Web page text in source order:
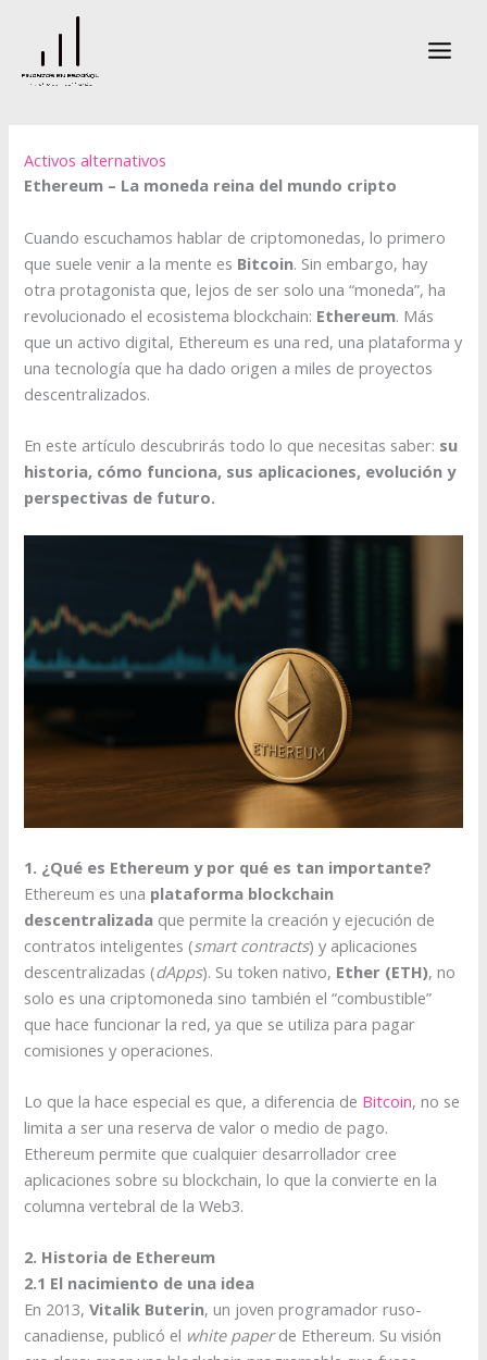
contenido
Activos alternativos
Ethereum – La moneda reina del mundo cripto
Cuando escuchamos hablar de criptomonedas, lo primero
que suele venir a la mente es Bitcoin. Sin embargo, hay
otra protagonista que, lejos de ser solo una “moneda”, ha
revolucionado el ecosistema blockchain: Ethereum. Más
que un activo digital, Ethereum es una red, una plataforma y
una tecnología que ha dado origen a miles de proyectos
descentralizados.
En este artículo descubrirás todo lo que necesitas saber: su
historia, cómo funciona, sus aplicaciones, evolución y
perspectivas de futuro.
1. ¿Qué es Ethereum y por qué es tan importante?
Ethereum es una plataforma blockchain
descentralizada que permite la creación y ejecución de
contratos inteligentes (smart contracts) y aplicaciones
descentralizadas (dApps). Su token nativo, Ether (ETH), no
solo es una criptomoneda sino también el “combustible”
que hace funcionar la red, ya que se utiliza para pagar
comisiones y operaciones.
Lo que la hace especial es que, a diferencia de Bitcoin, no se
limita a ser una reserva de valor o medio de pago.
Ethereum permite que cualquier desarrollador cree
aplicaciones sobre su blockchain, lo que la convierte en la
columna vertebral de la Web3.
2. Historia de Ethereum
2.1 El nacimiento de una idea
En 2013,Vitalik Buterin, un joven programador ruso-
canadiense, publicó el white paperde Ethereum. Su visión